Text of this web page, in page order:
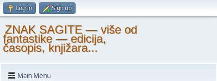
Log in Sign up
ZNAK SAGITE — više od
fantastike — edicija,
časopis, knjižara...
Main Menu